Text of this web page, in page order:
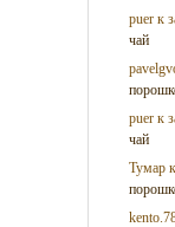
puer к
чай
puer к
чай
Тумар